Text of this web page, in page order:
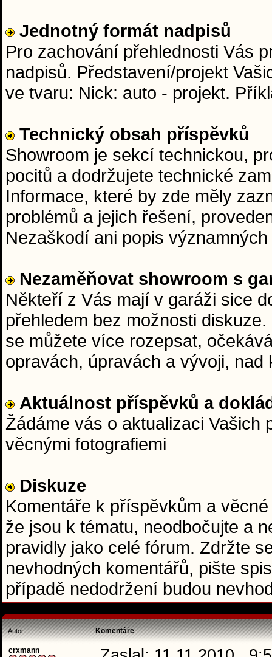
Jednotný formát nadpisů
Pro zachování přehlednosti Vás
nadpisů. Představení/projekt
ve tvaru: Nick: auto - projekt.
Technický obsah příspěvků
Showroom je sekcí technickou,
pocitů a dodržujete technické
Informace, které by zde měly
problémů a jejich řešení,
Nezaškodí ani popis
Nezaměňovat showroom s
Někteří z Vás mají v garáži sice
přehledem bez možnosti
se můžete více rozepsat,
opravách, úpravách a vývoji,
Aktuálnost příspěvků a
Žádáme vás o aktualizaci
věcnými fotografiemi
Diskuze
Komentáře k příspěvkům a
že jsou k tématu, neodbočujte a
pravidly jako celé fórum. Zdržte
nevhodných komentářů, pište
případě nedodržení budou
Autor Komentáře
crxmann